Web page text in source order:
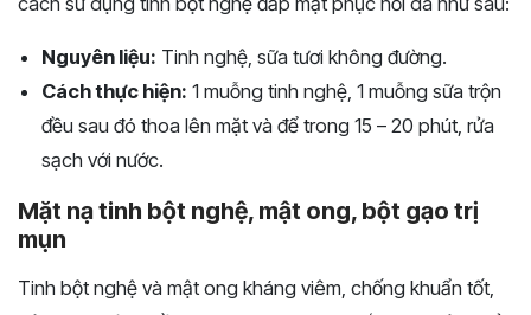
Nguyên liệu: Tinh nghệ, sữa tươi không đường.
Cách thực hiện: 1 muỗng tinh nghệ, 1 muỗng sữa trộn
đều sau đó thoa lên mặt và để trong 15 – 20 phút, rửa
sạch với nước.
Mặt nạ tinh bột nghệ, mật ong, bột gạo trị
mụn
Tinh bột nghệ và mật ong kháng viêm, chống khuẩn tốt,